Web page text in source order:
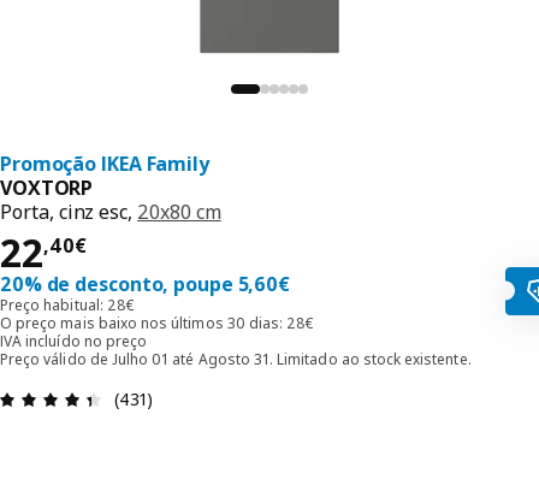
Promoção IKEA Family
VOXTORP
Porta, cinz esc, 20x80 cm
22,40€
Preço 22,40€
20% de desconto, poupe 5,60€
Preço habitual: 28€
O preço mais baixo nos últimos 30 dias: 28€
IVA incluído no preço
Preço válido de Julho 01 até Agosto 31. Limitado ao stock existente.
Avaliações: 4.4 de 5 estrelas. Total de
(431)